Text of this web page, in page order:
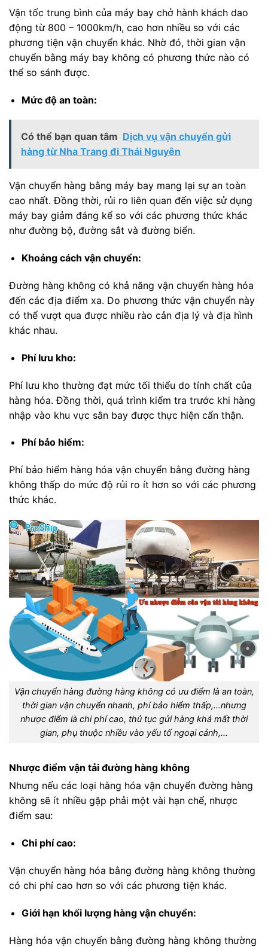
Vận tốc trung bình của máy bay chở hành khách dao
động từ 800 – 1000km/h, cao hơn nhiều so với các
phương tiện vận chuyển khác. Nhờ đó, thời gian vận
chuyển bằng máy bay không có phương thức nào có
thể so sánh được.
Mức độ an toàn:
Có thể bạn quan tâm Dịch vụ vận chuyển gửi
hàng từ Nha Trang đi Thái Nguyên
Vận chuyển hàng bằng máy bay mang lại sự an toàn
cao nhất. Đồng thời, rủi ro liên quan đến việc sử dụng
máy bay giảm đáng kể so với các phương thức khác
như đường bộ, đường sắt và đường biển.
Khoảng cách vận chuyển:
Đường hàng không có khả năng vận chuyển hàng hóa
đến các địa điểm xa. Do phương thức vận chuyển này
có thể vượt qua được nhiều rào cản địa lý và địa hình
khác nhau.
Phí lưu kho:
Phí lưu kho thường đạt mức tối thiểu do tính chất của
hàng hóa. Đồng thời, quá trình kiểm tra trước khi hàng
nhập vào khu vực sân bay được thực hiện cẩn thận.
Phí bảo hiểm:
Phí bảo hiểm hàng hóa vận chuyển bằng đường hàng
không thấp do mức độ rủi ro ít hơn so với các phương
thức khác.
Vận chuyển hàng đường hàng không có ưu điểm là an toàn,
thời gian vận chuyển nhanh, phí bảo hiểm thấp,…nhưng
nhược điểm là chi phí cao, thủ tục gửi hàng khá mất thời
gian, phụ thuộc nhiều vào yếu tố ngoại cảnh,…
Nhược điểm vận tải đường hàng không
Nhưng nếu các loại hàng hóa vận chuyển đường hàng
không sẽ ít nhiều gặp phải một vài hạn chế, nhược
điểm sau:
Chi phí cao:
Vận chuyển hàng hóa bằng đường hàng không thường
có chi phí cao hơn so với các phương tiện khác.
Giới hạn khối lượng hàng vận chuyển:
Hàng hóa vận chuyển bằng đường hàng không thường